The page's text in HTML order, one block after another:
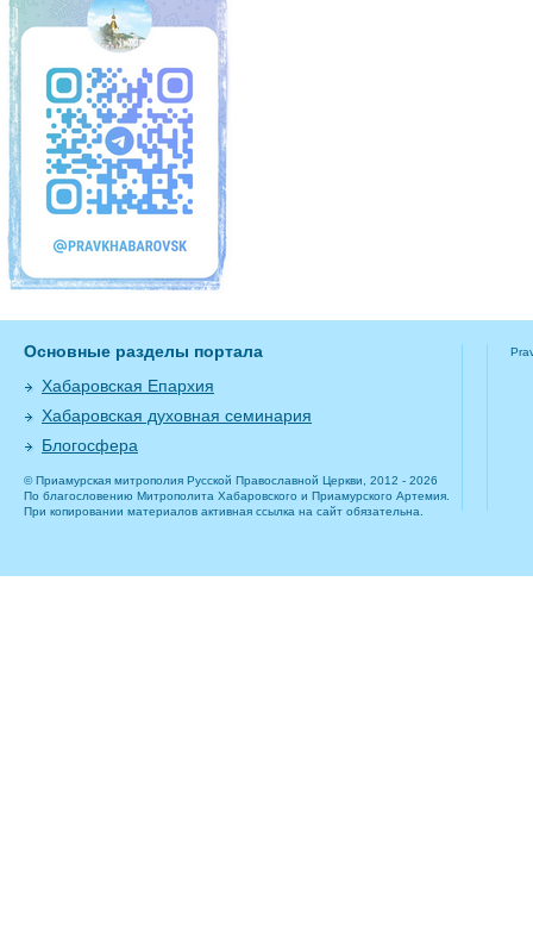
Основные разделы портала
Хабаровская Епархия
Хабаровская духовная семинария
Блогосфера
© Приамурская митрополия Русской Православной Церкви, 2012 - 2026
По благословению Митрополита Хабаровского и Приамурского Артемия.
При копировании материалов активная ссылка на сайт обязательна.